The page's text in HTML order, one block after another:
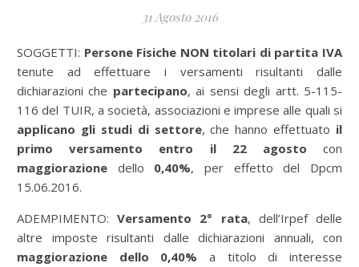
31 Agosto 2016
SOGGETTI: Persone Fisiche NON titolari di partita IVA
tenute ad effettuare i versamenti risultanti dalle
dichiarazioni che partecipano, ai sensi degli artt. 5-115-
116 del TUIR, a società, associazioni e imprese alle quali si
applicano gli studi di settore, che hanno effettuato il
primo versamento entro il 22 agosto con
maggiorazione dello 0,40%, per effetto del Dpcm
15.06.2016.
ADEMPIMENTO: Versamento 2° rata, dell’Irpef delle
altre imposte risultanti dalle dichiarazioni annuali, con
maggiorazione dello 0,40% a titolo di interesse